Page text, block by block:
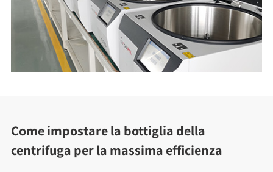
Come impostare la bottiglia della
centrifuga per la massima efficienza